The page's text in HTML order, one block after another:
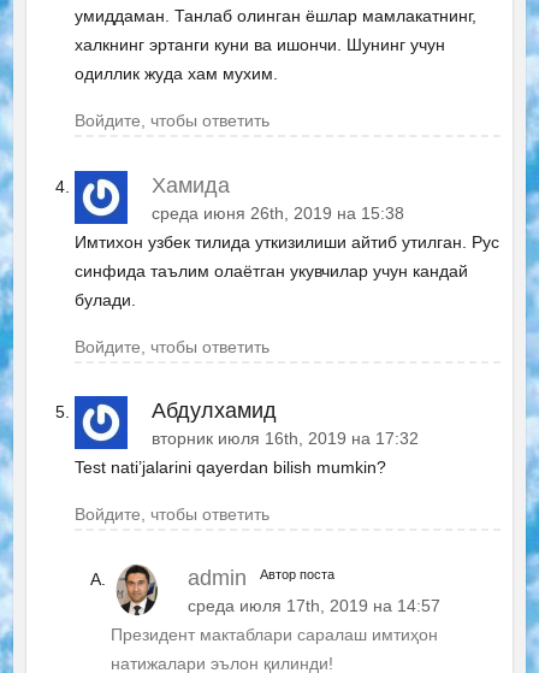
умиддаман. Танлаб олинган ёшлар мамлакатнинг,
халкнинг эртанги куни ва ишончи. Шунинг учун
одиллик жуда хам мухим.
Войдите, чтобы ответить
Хамида
среда июня 26th, 2019 на 15:38
Имтихон узбек тилида уткизилиши айтиб утилган. Рус
синфида таълим олаётган укувчилар учун кандай
булади.
Войдите, чтобы ответить
Абдулхамид
вторник июля 16th, 2019 на 17:32
Test nati’jalarini qayerdan bilish mumkin?
Войдите, чтобы ответить
admin Автор поста
среда июля 17th, 2019 на 14:57
Президент мактаблари саралаш имтиҳон
натижалари эълон қилинди!